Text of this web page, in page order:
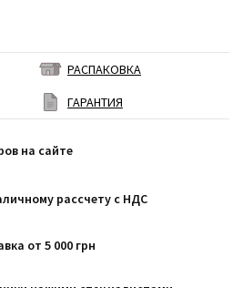
РАСПАКОВКА
ГАРАНТИЯ
на сайте
рассчету с НДС
от 5 000 грн